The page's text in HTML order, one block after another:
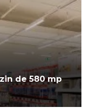
de 580 mp